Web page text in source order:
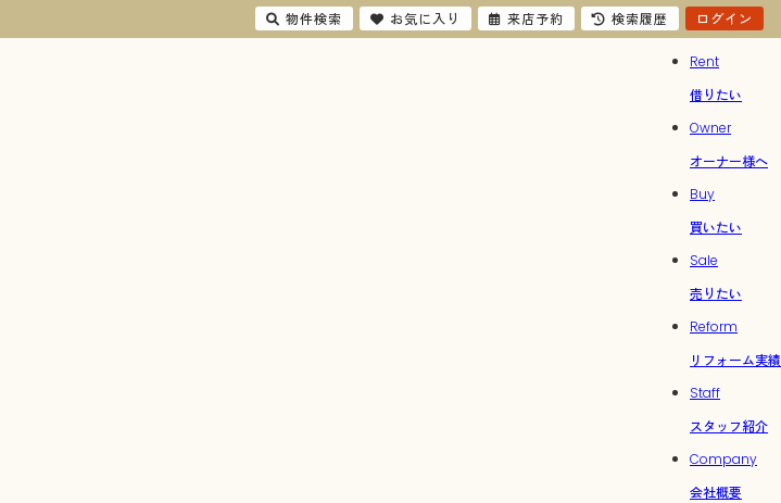
Rent
借りたい
Owner
オーナー様へ
Buy
買いたい
Sale
売りたい
Reform
リフォーム実績
Staff
スタッフ紹介
Company
会社概要
物件検索 お気に入り 来店予約 検索履歴 ログイン